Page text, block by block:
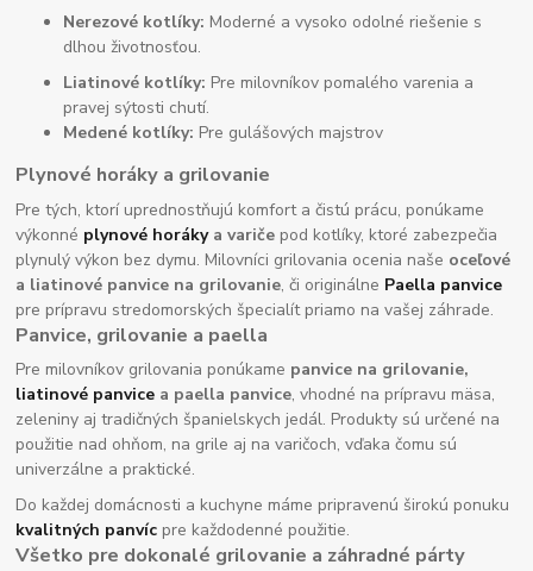
Nerezové kotlíky: Moderné a vysoko odolné riešenie s
dlhou životnosťou.
Liatinové kotlíky: Pre milovníkov pomalého varenia a
pravej sýtosti chutí.
Medené kotlíky: Pre gulášových majstrov
Plynové horáky a grilovanie
Pre tých, ktorí uprednostňujú komfort a čistú prácu, ponúkame
výkonné plynové horákya variče pod kotlíky, ktoré zabezpečia
plynulý výkon bez dymu. Milovníci grilovania ocenia naše oceľové
a liatinové panvice na grilovanie, či originálne Paella panvice
pre prípravu stredomorských špecialít priamo na vašej záhrade.
Panvice, grilovanie a paella
Pre milovníkov grilovania ponúkame panvice na grilovanie,
liatinové panvice a paella panvice, vhodné na prípravu mäsa,
zeleniny aj tradičných španielskych jedál. Produkty sú určené na
použitie nad ohňom, na grile aj na varičoch, vďaka čomu sú
univerzálne a praktické.
Do každej domácnosti a kuchyne máme pripravenú širokú ponuku
kvalitných panvíc pre každodenné použitie.
Všetko pre dokonalé grilovanie a záhradné párty